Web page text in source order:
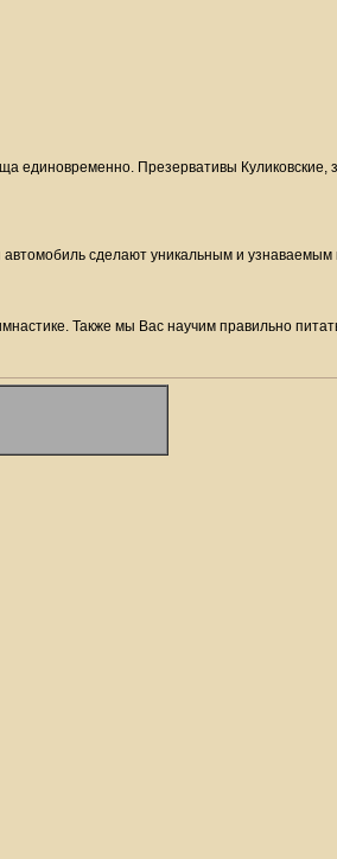
Презервативы Куликовские,
сделают уникальным и
Также мы Вас научим правильно